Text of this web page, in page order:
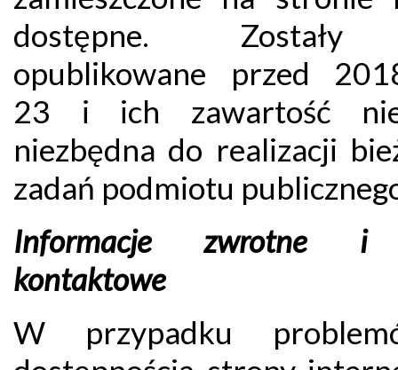
dostępne.
opublikowane przed
23 i ich zawartość
niezbędna do realizacji
zadań podmiotu
Informacje zwrotne i
kontaktowe
W przypadku